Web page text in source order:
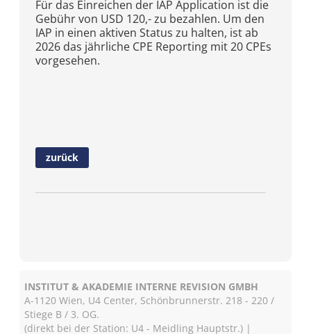
Für das Einreichen der IAP Application ist die
Gebühr von USD 120,- zu bezahlen. Um den
IAP in einen aktiven Status zu halten, ist ab
2026 das jährliche CPE Reporting mit 20 CPEs
vorgesehen.
zurück
INSTITUT & AKADEMIE INTERNE REVISION GMBH
A-1120 Wien, U4 Center, Schönbrunnerstr. 218 - 220 /
Stiege B / 3. OG.
(direkt bei der Station: U4 - Meidling Hauptstr.) |